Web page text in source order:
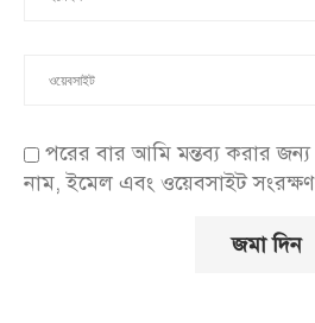
পরের বার আমি মন্তব্য করার
নাম, ইমেল এবং ওয়েবসাইট